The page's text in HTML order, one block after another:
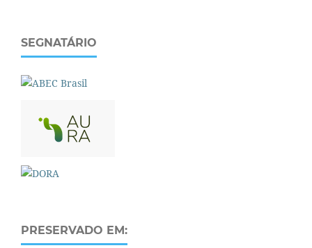
SEGNATÁRIO
PRESERVADO EM: